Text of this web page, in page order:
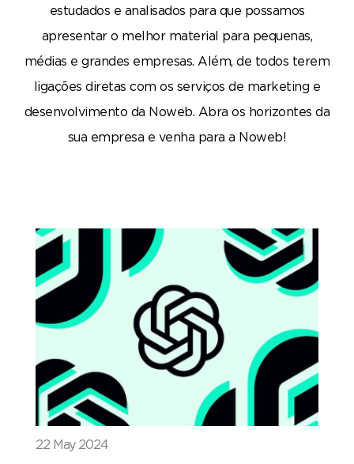
estudados e analisados para que possamos
apresentar o melhor material para pequenas,
médias e grandes empresas. Além, de todos terem
ligações diretas com os serviços de marketing e
desenvolvimento da Noweb. Abra os horizontes da
sua empresa e venha para a Noweb!
22 May 2024